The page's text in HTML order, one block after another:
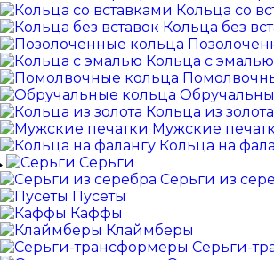
Кольца со
Кольца без
Кольца с эмалью
Кольца из золота
Мужские
Кольца на
Серьги
Серьги из
Пусеты
Каффы
Клаймберы
Серьги-